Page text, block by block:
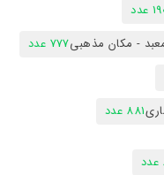
- مکان مذهبی777 عدد
881 عدد